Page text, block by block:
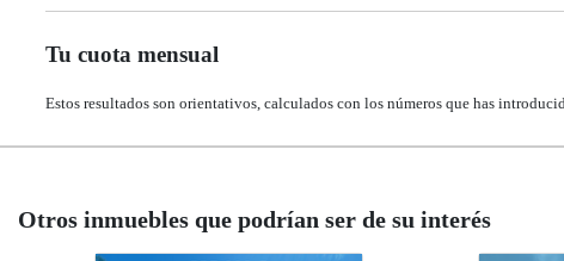
Tu cuota mensual
Estos resultados son orientativos, calculados con los números que has
Otros inmuebles que podrían ser de su interés